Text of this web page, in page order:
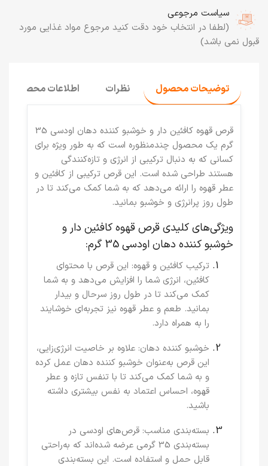
سیاست مرجوعی
(لطفا در انتخاب خود دقت کنید مرجوع مواد غذایی مورد
قبول نمی باشد)
توضیحات محصول نظرات اطلاعات محصول
قرص قهوه کافئین دار و خوشبو کننده دهان اودسی 35
گرم یک محصول چندمنظوره است که به طور ویژه برای
کسانی که به دنبال ترکیبی از انرژی و تازه‌کنندگی
هستند طراحی شده است. این قرص ترکیبی از کافئین و
عطر قهوه را ارائه می‌دهد که به شما کمک می‌کند تا در
طول روز پرانرژی و خوشبو بمانید.
ویژگی‌های کلیدی قرص قهوه کافئین دار و
خوشبو کننده دهان اودسی 35 گرم:
ترکیب کافئین و قهوه: این قرص با محتوای
کافئین، انرژی شما را افزایش می‌دهد و به شما
کمک می‌کند تا در طول روز سرحال و بیدار
بمانید. طعم و عطر قهوه نیز تجربه‌ای خوشایند
را به همراه دارد.
خوشبو کننده دهان: علاوه بر خاصیت انرژی‌زایی،
این قرص به‌عنوان خوشبو کننده دهان عمل کرده
و به شما کمک می‌کند تا با تنفس تازه و عطر
قهوه، احساس اعتماد به نفس بیشتری داشته
باشید.
بسته‌بندی مناسب: قرص‌های اودسی در
بسته‌بندی 35 گرمی عرضه شده‌اند که به‌راحتی
قابل حمل و استفاده است. این بسته‌بندی